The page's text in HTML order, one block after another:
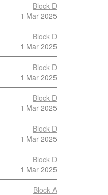
Block D
1 Mar 2025
Block D
1 Mar 2025
Block D
1 Mar 2025
Block D
1 Mar 2025
Block D
1 Mar 2025
Block D
1 Mar 2025
Block A